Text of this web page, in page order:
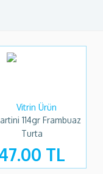
114gr Frambuaz
Turta
TL